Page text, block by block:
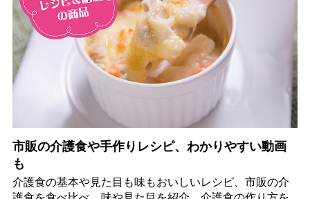
市販の介護食や手作りレシピ、わかりやすい動画
も
介護食の基本や見た目も味もおいしいレシピ、市販の介